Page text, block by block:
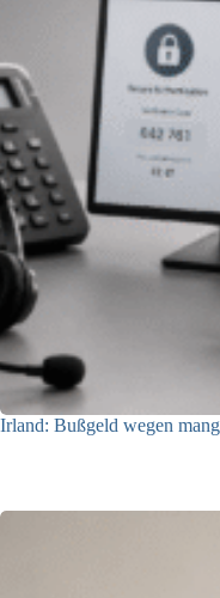
Irland: Bußgeld wegen